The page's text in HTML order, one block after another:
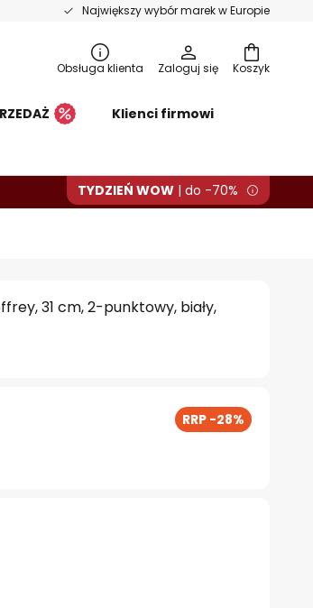
Największy wybór marek w Europie
Koszyk
Obsługa klienta Zaloguj się
Klienci firmowi
TYDZIEŃ WOW | do -70%
31 cm, 2-punktowy, biały,
RRP -28%